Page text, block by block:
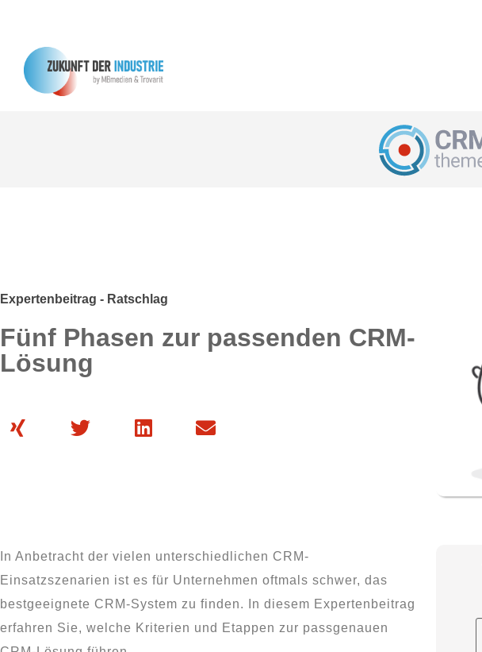
Expertenbeitrag - Ratschlag
Fünf Phasen zur passenden CRM-
Lösung
In Anbetracht der vielen unterschiedlichen CRM-
Einsatzszenarien ist es für Unternehmen oftmals schwer, das
bestgeeignete CRM-System zu finden. In diesem Expertenbeitrag
erfahren Sie, welche Kriterien und Etappen zur passgenauen